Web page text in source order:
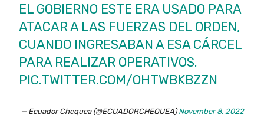
EL GOBIERNO ESTE ERA USADO PARA
ATACAR A LAS FUERZAS DEL ORDEN,
CUANDO INGRESABAN A ESA CÁRCEL
PARA REALIZAR OPERATIVOS.
PIC.TWITTER.COM/OHTWBKBZZN
— Ecuador Chequea (@ECUADORCHEQUEA)November 8, 2022